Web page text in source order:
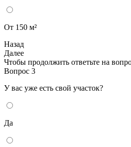
От 150 м²
Назад
Далее
Чтобы продолжить ответьте на
Вопрос 3
У вас уже есть свой участок?
Да